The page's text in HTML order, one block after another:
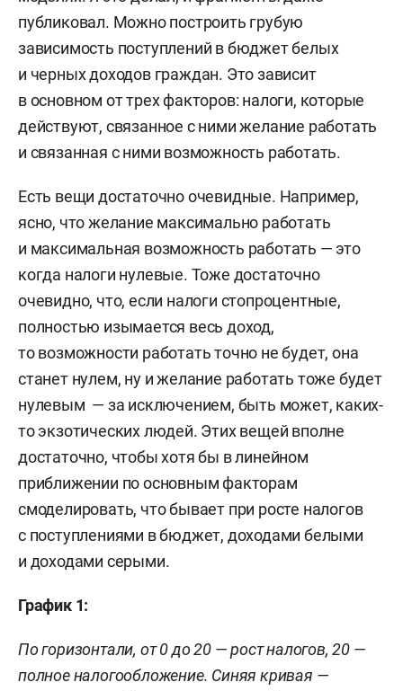
публиковал. Можно построить грубую
зависимость поступлений в бюджет белых
и черных доходов граждан. Это зависит
в основном от трех факторов: налоги, которые
действуют, связанное с ними желание работать
и связанная с ними возможность работать.
Есть вещи достаточно очевидные. Например,
ясно, что желание максимально работать
и максимальная возможность работать — это
когда налоги нулевые. Тоже достаточно
очевидно, что, если налоги стопроцентные,
полностью изымается весь доход,
то возможности работать точно не будет, она
станет нулем, ну и желание работать тоже будет
нулевым — за исключением, быть может, каких-
то экзотических людей. Этих вещей вполне
достаточно, чтобы хотя бы в линейном
приближении по основным факторам
смоделировать, что бывает при росте налогов
с поступлениями в бюджет, доходами белыми
и доходами серыми.
График 1:
По горизонтали, от 0 до 20 — рост налогов, 20 —
полное налогообложение. Синяякривая —